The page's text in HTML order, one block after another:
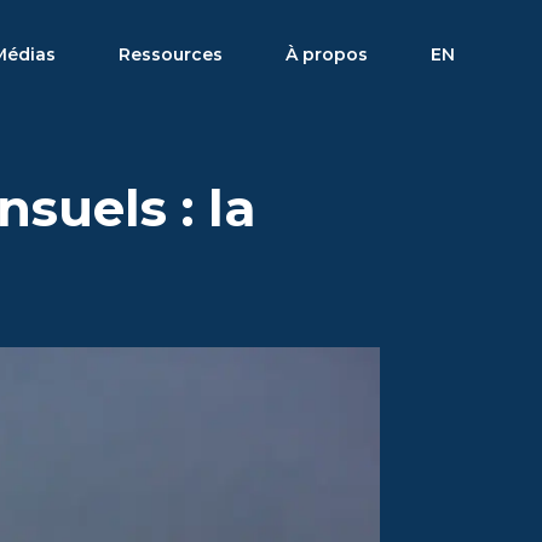
Ressources À propos EN
: la